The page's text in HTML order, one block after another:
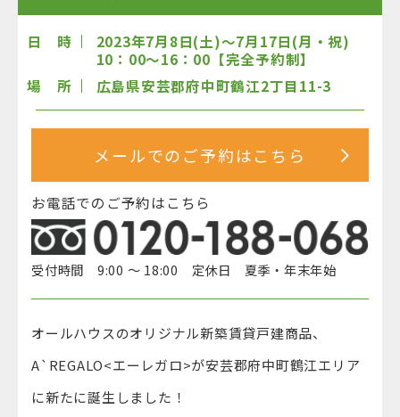
日 時
2023年7月8日(土)～7月17日(月・祝)
10：00～16：00【完全予約制】
場 所
広島県安芸郡府中町鶴江2丁目11-3
メールでのご予約はこちら
お電話でのご予約はこちら
受付時間 9:00 ～ 18:00 定休日 夏季・年末年始
オールハウスのオリジナル新築賃貸戸建商品、
A`REGALO<エーレガロ>が安芸郡府中町鶴江エリア
に新たに誕生しました！